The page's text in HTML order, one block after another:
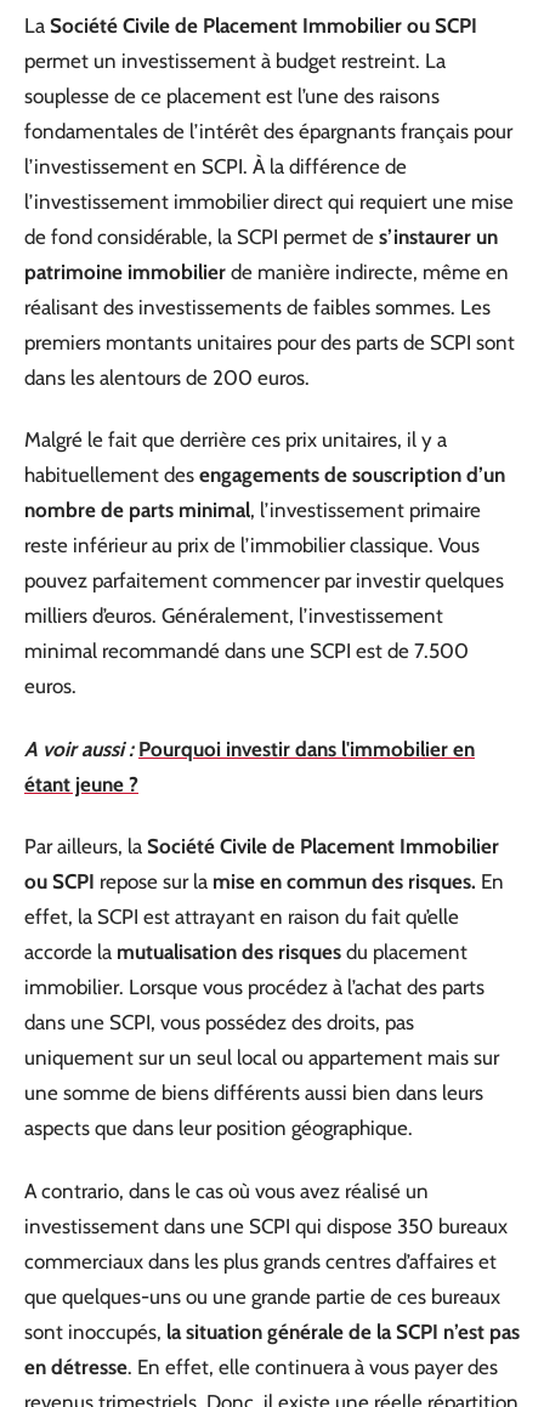
La Société Civile de Placement Immobilier ou SCPI
permet un investissement à budget restreint. La
souplesse de ce placement est l’une des raisons
fondamentales de l’intérêt des épargnants français pour
l’investissement en SCPI. À la différence de
l’investissement immobilier direct qui requiert une mise
de fond considérable, la SCPI permet de s’instaurer un
patrimoine immobilier de manière indirecte, même en
réalisant des investissements de faibles sommes. Les
premiers montants unitaires pour des parts de SCPI sont
dans les alentours de 200 euros.
Malgré le fait que derrière ces prix unitaires, il y a
habituellement des engagements de souscription d’un
nombre de parts minimal, l’investissement primaire
reste inférieur au prix de l’immobilier classique. Vous
pouvez parfaitement commencer par investir quelques
milliers d’euros. Généralement, l’investissement
minimal recommandé dans une SCPI est de 7.500
euros.
A voir aussi : Pourquoi investir dans l'immobilier en
étant jeune ?
Par ailleurs, la Société Civile de Placement Immobilier
ou SCPI repose sur la mise en commun des risques. En
effet, la SCPI est attrayant en raison du fait qu’elle
accorde la mutualisation des risques du placement
immobilier. Lorsque vous procédez à l’achat des parts
dans une SCPI, vous possédez des droits, pas
uniquement sur un seul local ou appartement mais sur
une somme de biens différents aussi bien dans leurs
aspects que dans leur position géographique.
A contrario, dans le cas où vous avez réalisé un
investissement dans une SCPI qui dispose 350 bureaux
commerciaux dans les plus grands centres d’affaires et
que quelques-uns ou une grande partie de ces bureaux
sont inoccupés, la situation générale de la SCPI n’est pas
en détresse. En effet, elle continuera à vous payer des
revenus trimestriels. Donc, il existe une réelle répartition